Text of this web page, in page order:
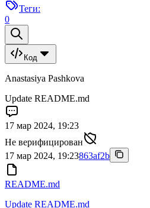
Теги:
0
Код
Anastasiya Pashkova
Update README.md
17 мар 2024, 19:23
Не верифицирован
17 мар 2024, 19:23863af2b
README.md
Update README.md